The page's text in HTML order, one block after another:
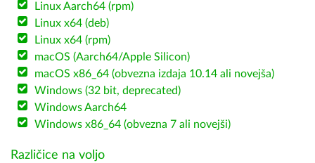
Linux Aarch64 (rpm)
Linux x64 (deb)
Linux x64 (rpm)
macOS (Aarch64/Apple Silicon)
macOS x86_64 (obvezna izdaja 10.14 ali novejša)
Windows (32 bit, deprecated)
Windows Aarch64
Windows x86_64 (obvezna 7 ali novejši)
Različice na voljo